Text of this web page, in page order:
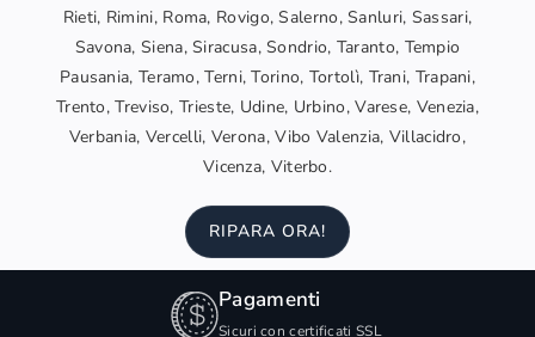
Rieti, Rimini, Roma, Rovigo, Salerno, Sanluri, Sassari,
Savona, Siena, Siracusa, Sondrio, Taranto, Tempio
Pausania, Teramo, Terni, Torino, Tortolì, Trani, Trapani,
Trento, Treviso, Trieste, Udine, Urbino, Varese, Venezia,
Verbania, Vercelli, Verona, Vibo Valenzia, Villacidro,
Vicenza, Viterbo.
RIPARA ORA!
Pagamenti
Sicuri con certificati SSL